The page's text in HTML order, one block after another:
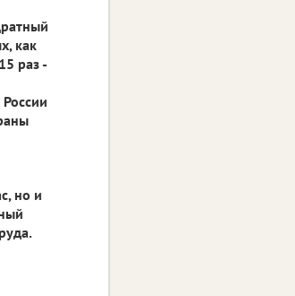
как
раз -
но и